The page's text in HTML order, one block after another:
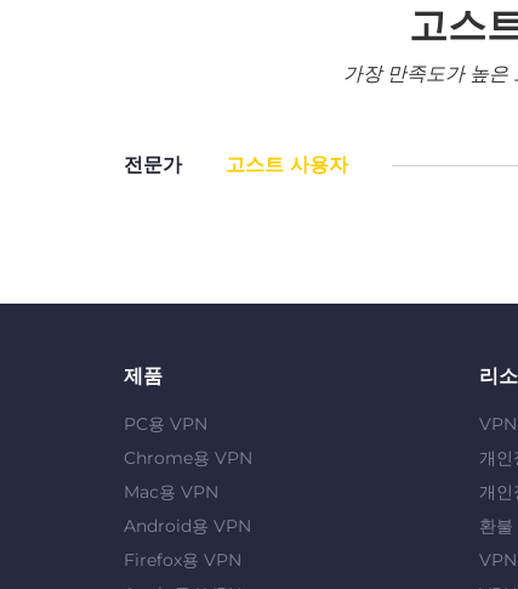
고
가장 만족도가 높은
전문가 고스트 사용자
제품
PC용 VPN
Chrome용 VPN
Mac용 VPN
Android용 VPN
Firefox용 VPN
리
개인
개인
환불